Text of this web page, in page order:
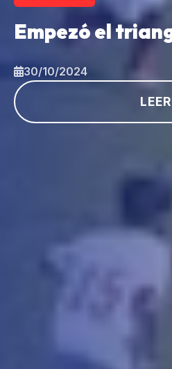
Empezó el
30/10/2024
LEER